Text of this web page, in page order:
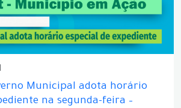
Municipal adota horário
na segunda-feira –